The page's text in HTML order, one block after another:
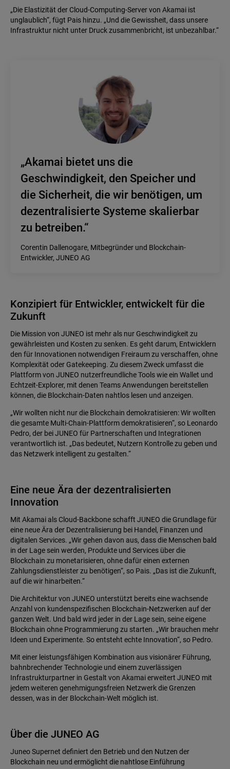
„Die Elastizität der Cloud-Computing-Server von Akamai ist
unglaublich“, fügt Pais hinzu. „Und die Gewissheit, dass unsere
Infrastruktur nicht unter Druck zusammenbricht, ist unbezahlbar.“
„Akamai bietet uns die
Geschwindigkeit, den Speicher und
die Sicherheit, die wir benötigen, um
dezentralisierte Systeme skalierbar
zu betreiben.“
Corentin Dallenogare, Mitbegründer und Blockchain-
Entwickler, JUNEO AG
Konzipiert für Entwickler, entwickelt für die
Zukunft
Die Mission von JUNEO ist mehr als nur Geschwindigkeit zu
gewährleisten und Kosten zu senken. Es geht darum, Entwicklern
den für Innovationen notwendigen Freiraum zu verschaffen, ohne
Komplexität oder Gatekeeping. Zu diesem Zweck umfasst die
Plattform von JUNEO nutzerfreundliche Tools wie ein Wallet und
Echtzeit-Explorer, mit denen Teams Anwendungen bereitstellen
können, die Blockchain-Daten nahtlos lesen und anzeigen.
„Wir wollten nicht nur die Blockchain demokratisieren: Wir wollten
die gesamte Multi-Chain-Plattform demokratisieren“, so Leonardo
Pedro, der bei JUNEO für Partnerschaften und Integrationen
verantwortlich ist. „Das bedeutet, Nutzern Kontrolle zu geben und
das Netzwerk intelligent zu gestalten.“
Eine neue Ära der dezentralisierten
Innovation
Mit Akamai als Cloud-Backbone schafft JUNEO die Grundlage für
eine neue Ära der Dezentralisierung bei Handel, Finanzen und
digitalen Services. „Wir gehen davon aus, dass die Menschen bald
in der Lage sein werden, Produkte und Services über die
Blockchain zu monetarisieren, ohne dafür einen externen
Zahlungsdienstleister zu benötigen“, so Pais. „Das ist die Zukunft,
auf die wir hinarbeiten.“
Die Architektur von JUNEO unterstützt bereits eine wachsende
Anzahl von kundenspezifischen Blockchain-Netzwerken auf der
ganzen Welt. Und bald wird jeder in der Lage sein, seine eigene
Blockchain ohne Programmierung zu starten. „Wir brauchen mehr
Ideen und Experimente. So entsteht echte Innovation“, so Pedro.
Mit einer leistungsfähigen Kombination aus visionärer Führung,
bahnbrechender Technologie und einem zuverlässigen
Infrastrukturpartner in Gestalt von Akamai erweitert JUNEO mit
jedem weiteren genehmigungsfreien Netzwerk die Grenzen
dessen, was in der Blockchain-Welt möglich ist.
Über die JUNEO AG
Juneo Supernet definiert den Betrieb und den Nutzen der
Blockchain neu und ermöglicht die nahtlose Einführung